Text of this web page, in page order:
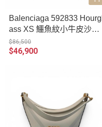
Balenciaga 592833 Hourgl
ass XS 鱷魚紋小牛皮沙漏
包 金釦/酒紅色
$86,500
$46,900